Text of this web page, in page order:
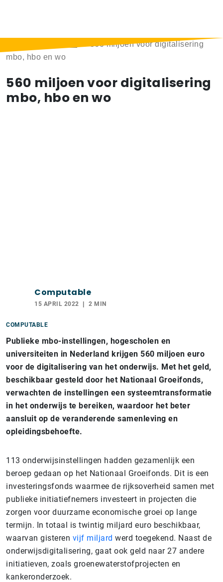
560 miljoen voor digitalisering
mbo, hbo en wo
560 miljoen voor digitalisering
mbo, hbo en wo
Computable
15 APRIL 2022 2 MIN
COMPUTABLE
Publieke mbo-instellingen, hogescholen en
universiteiten in Nederland krijgen 560 miljoen euro
voor de digitalisering van het onderwijs. Met het geld,
beschikbaar gesteld door het Nationaal Groeifonds,
verwachten de instellingen een systeemtransformatie
in het onderwijs te bereiken, waardoor het beter
aansluit op de veranderende samenleving en
opleidingsbehoefte.
113 onderwijsinstellingen hadden gezamenlijk een
beroep gedaan op het Nationaal Groeifonds. Dit is een
investeringsfonds waarmee de rijksoverheid samen met
publieke initiatiefnemers investeert in projecten die
zorgen voor duurzame economische groei op lange
termijn. In totaal is twintig miljard euro beschikbaar,
waarvan gisteren vijf miljard werd toegekend. Naast de
onderwijsdigitalisering, gaat ook geld naar 27 andere
initiatieven, zoals groenewaterstofprojecten en
kankeronderzoek.